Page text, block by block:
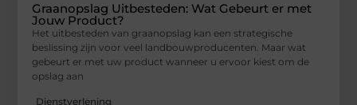
Graanopslag Uitbesteden: Wat Gebeurt er met
Jouw Product?
Het uitbesteden van graanopslag kan een strategische
beslissing zijn voor veel landbouwproducenten. Maar wat
gebeurt er met uw product wanneer u ervoor kiest om de
opslag aan
Dienstverlening